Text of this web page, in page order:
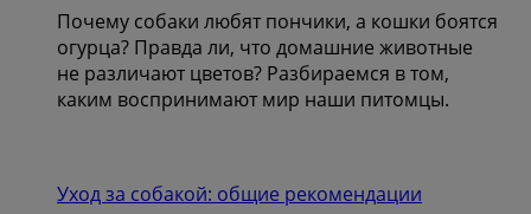
Почему собаки любят пончики, а кошки боятся
огурца? Правда ли, что домашние животные
не различают цветов? Разбираемся в том,
каким воспринимают мир наши питомцы.
Уход за собакой: общие рекомендации